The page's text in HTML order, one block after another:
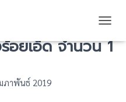
งค์ โรงเรียน
อยเอ็ด จำนวน 1
ภาพันธ์ 2019